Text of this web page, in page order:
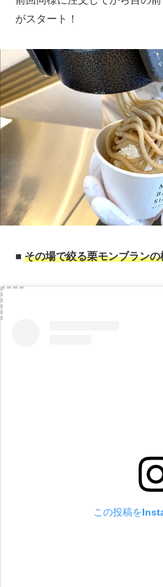
がスタート！
■その場で絞る栗モンブランの
この投稿を